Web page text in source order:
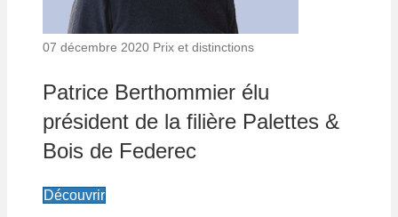
07 décembre 2020 Prix et distinctions
Patrice Berthommier élu
président de la filière Palettes &
Bois de Federec
Découvrir